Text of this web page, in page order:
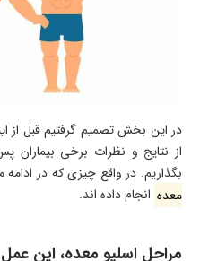
در این بخش تصمیم گرفتیم قبل از
از نتایج و نظرات برخی بیماران
بگذاریم. در واقع چیزی که در
معده انجام داده اند.
مراحل اسلیو معده، این